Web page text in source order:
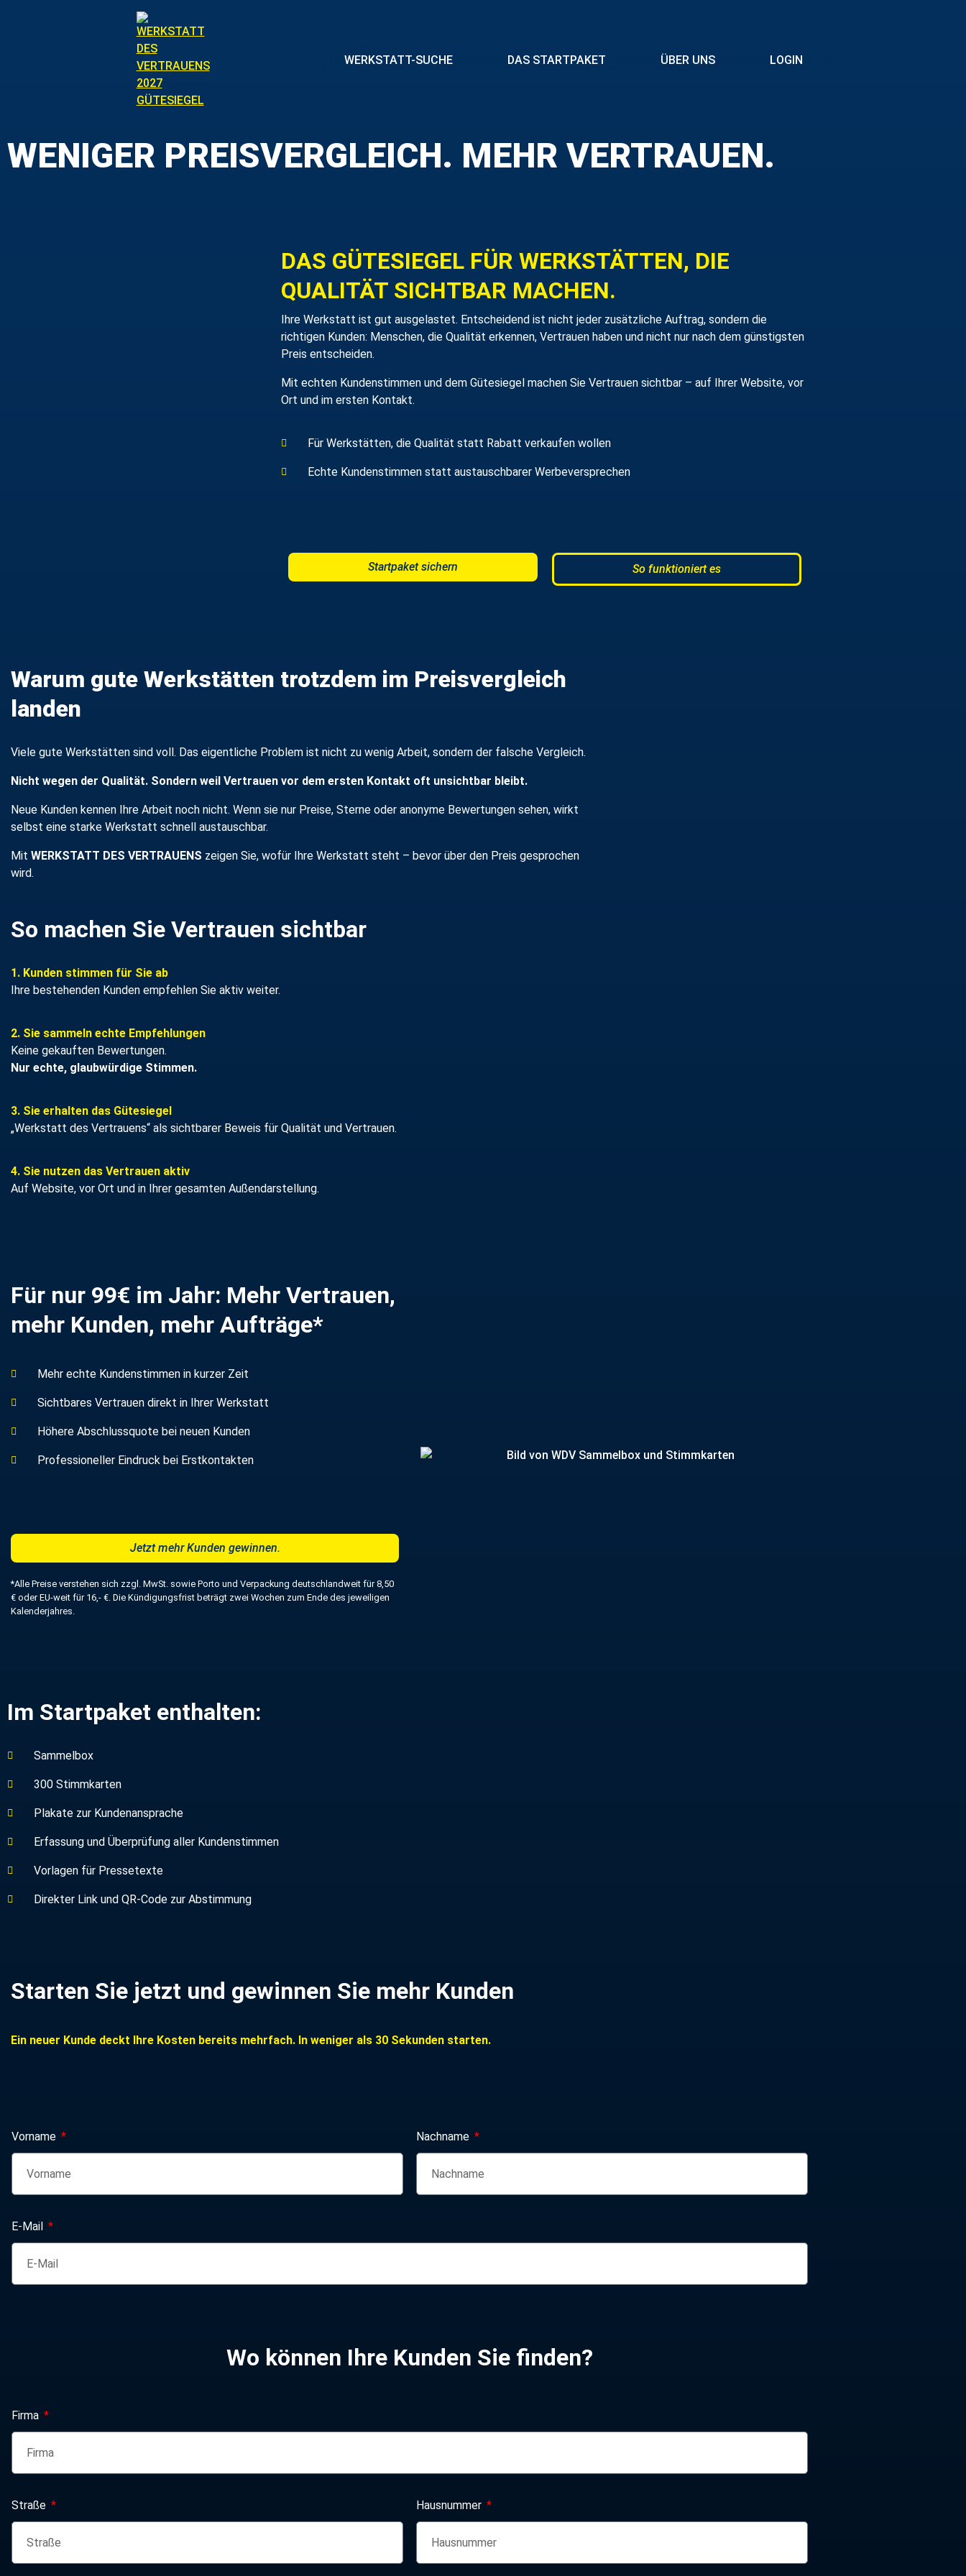
WERKSTATT-SUCHE DAS STARTPAKET ÜBER UNS LOGIN
WENIGER PREISVERGLEICH. MEHR VERTRAUEN.
DAS GÜTESIEGEL FÜR WERKSTÄTTEN, DIE
QUALITÄT SICHTBAR MACHEN.
Ihre Werkstatt ist gut ausgelastet. Entscheidend ist nicht jeder zusätzliche Auftrag, sondern die
richtigen Kunden: Menschen, die Qualität erkennen, Vertrauen haben und nicht nur nach dem günstigsten
Preis entscheiden.
Mit echten Kundenstimmen und dem Gütesiegel machen Sie Vertrauen sichtbar – auf Ihrer Website, vor
Ort und im ersten Kontakt.
Für Werkstätten, die Qualität statt Rabatt verkaufen wollen
Echte Kundenstimmen statt austauschbarer Werbeversprechen
Startpaket sichern So funktioniert es
Warum gute Werkstätten trotzdem im Preisvergleich
landen
Viele gute Werkstätten sind voll. Das eigentliche Problem ist nicht zu wenig Arbeit, sondern der falsche Vergleich.
Nicht wegen der Qualität. Sondern weil Vertrauen vor dem ersten Kontakt oft unsichtbar bleibt.
Neue Kunden kennen Ihre Arbeit noch nicht. Wenn sie nur Preise, Sterne oder anonyme Bewertungen sehen, wirkt
selbst eine starke Werkstatt schnell austauschbar.
Mit WERKSTATT DES VERTRAUENS zeigen Sie, wofür Ihre Werkstatt steht – bevor über den Preis gesprochen
wird.
So machen Sie Vertrauen sichtbar
1. Kunden stimmen für Sie ab
Ihre bestehenden Kunden empfehlen Sie aktiv weiter.
2. Sie sammeln echte Empfehlungen
Keine gekauften Bewertungen.
Nur echte, glaubwürdige Stimmen.
3. Sie erhalten das Gütesiegel
„Werkstatt des Vertrauens“ als sichtbarer Beweis für Qualität und Vertrauen.
4. Sie nutzen das Vertrauen aktiv
Auf Website, vor Ort und in Ihrer gesamten Außendarstellung.
Für nur 99€ im Jahr: Mehr Vertrauen,
mehr Kunden, mehr Aufträge*
Mehr echte Kundenstimmen in kurzer Zeit
Sichtbares Vertrauen direkt in Ihrer Werkstatt
Höhere Abschlussquote bei neuen Kunden
Professioneller Eindruck bei Erstkontakten
Jetzt mehr Kunden gewinnen.
*Alle Preise verstehen sich zzgl. MwSt. sowie Porto und Verpackung deutschlandweit für 8,50
€ oder EU-weit für 16,- €. Die Kündigungsfrist beträgt zwei Wochen zum Ende des jeweiligen
Kalenderjahres.
Im Startpaket enthalten:
Sammelbox
300 Stimmkarten
Plakate zur Kundenansprache
Erfassung und Überprüfung aller Kundenstimmen
Vorlagen für Pressetexte
Direkter Link und QR-Code zur Abstimmung
Starten Sie jetzt und gewinnen Sie mehr Kunden
Ein neuer Kunde deckt Ihre Kosten bereits mehrfach. In weniger als 30 Sekunden starten.
Vorname Nachname
E-Mail
Wo können Ihre Kunden Sie finden?
Firma
Straße Hausnummer